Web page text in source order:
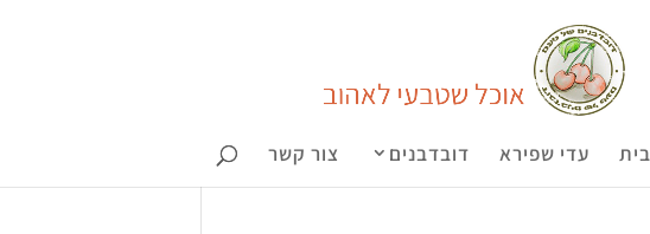
עדי שפירא דובדבנים צור קשר